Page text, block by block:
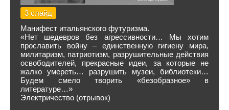
3 слайд
Манифест итальянского футуризма.
«Нет шедевров без агрессивности… Мы хотим
прославить войну – единственную гигиену мира,
милитаризм, патриотизм, разрушительные действия
освободителей, прекрасные идеи, за которые не
жалко умереть… разрушить музеи, библиотеки…
Будем смело творить «безобразное» в
литературе…»
Электричество (отрывок)